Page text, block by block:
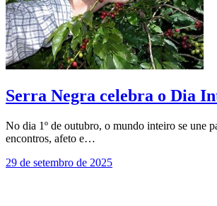
Serra Negra celebra o Dia
No dia 1º de outubro, o mundo inteiro se une
encontros, afeto e…
29 de setembro de 2025